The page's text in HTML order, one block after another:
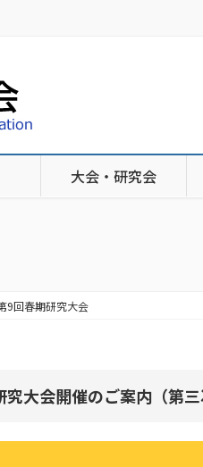
大会・研究会
9回春期研究大会
大会開催のご案内（第三